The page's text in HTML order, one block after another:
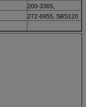
200-3365,
272-6955, SBS120